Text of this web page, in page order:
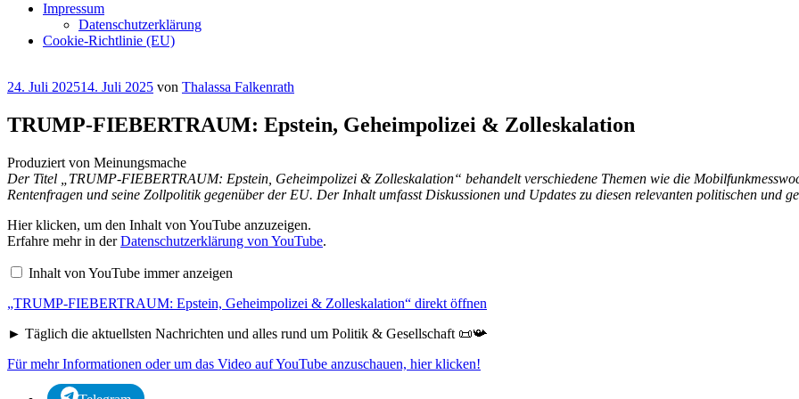
Impressum
Datenschutzerklärung
Cookie-Richtlinie (EU)
Veröffentlicht
24. Juli 202514. Juli 2025 von Thalassa Falkenrath
TRUMP-FIEBERTRAUM: Epstein, Geheimpolizei & Zolleskalation
Produziert von Meinungsmache
Der Titel „TRUMP-FIEBERTRAUM: Epstein, Geheimpolizei & Zolleskalation“ behandelt verschiedene Themen wie die
Rentenfragen und seine Zollpolitik gegenüber der EU. Der Inhalt umfasst Diskussionen und Updates zu diesen relevanten politischen und
„TRUMP-
FIEBERTRAUM:
Epstein,
&
von
anzeigen
Hier klicken, um den Inhalt von YouTube anzuzeigen.
Erfahre mehr in derDatenschutzerklärung von YouTube.
Inhalt von YouTube immer anzeigen
„TRUMP-FIEBERTRAUM: Epstein, Geheimpolizei & Zolleskalation“ direkt öffnen
► Täglich die aktuellsten Nachrichten und alles rund um Politik & Gesellschaft 📜📯
Für mehr Informationen oder um das Video auf YouTube anzuschauen, hier klicken!